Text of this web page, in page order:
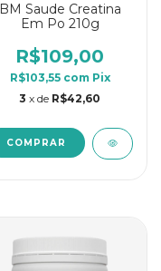
BM Saude Creatina
Em Po 210g
R$109,00
R$103,55 com Pix
3 x de R$42,60